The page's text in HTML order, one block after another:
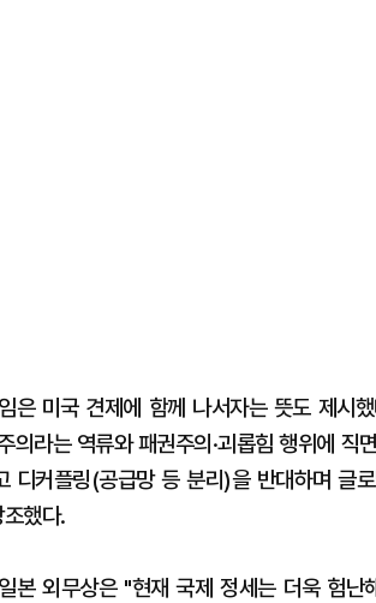
은 미국 견제에 함께 나서자는 뜻도 제시
의라는 역류와 패권주의·괴롭힘 행위에
디커플링(공급망 등 분리)을 반대하며 글
했다.
본 외무상은 "현재 국제 정세는 더욱 험